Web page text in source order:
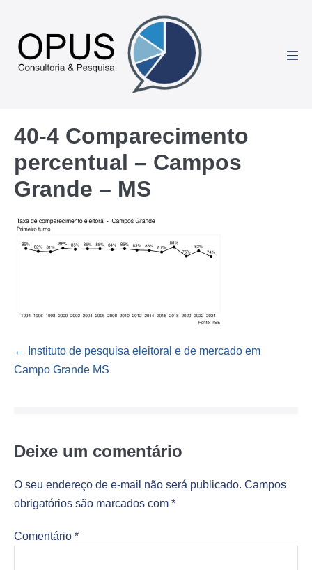
conteúdo
40-4 Comparecimento
percentual – Campos
Grande – MS
Navegação
de
← Instituto de pesquisa eleitoral e de mercado em
Campo Grande MS
Deixe um comentário
O seu endereço de e-mail não será publicado. Campos
obrigatórios são marcados com *
Comentário *